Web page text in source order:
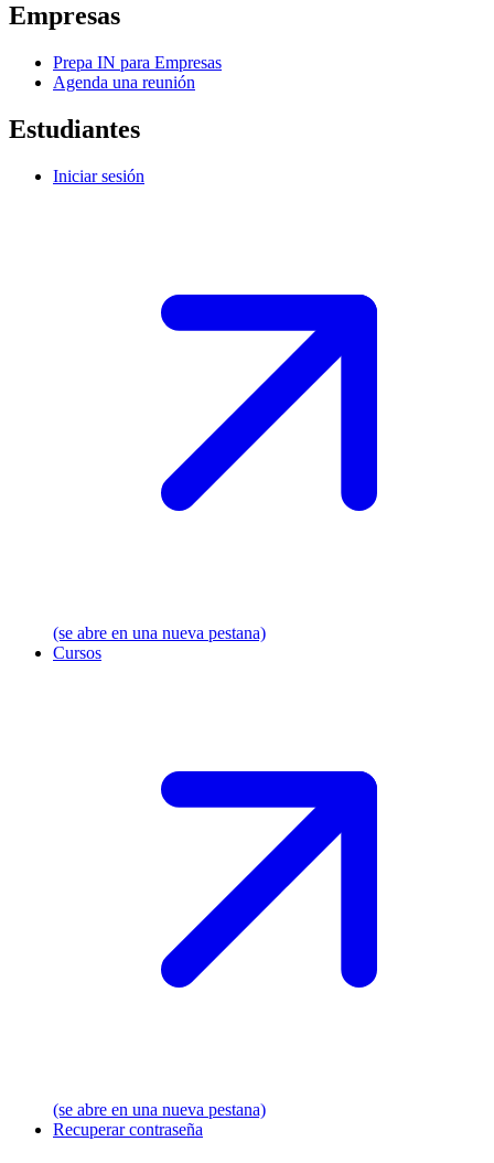
Empresas
Prepa IN para Empresas
Agenda una reunión
Estudiantes
Iniciar sesión
(se abre en una nueva pestana)
Cursos
(se abre en una nueva pestana)
Recuperar contraseña